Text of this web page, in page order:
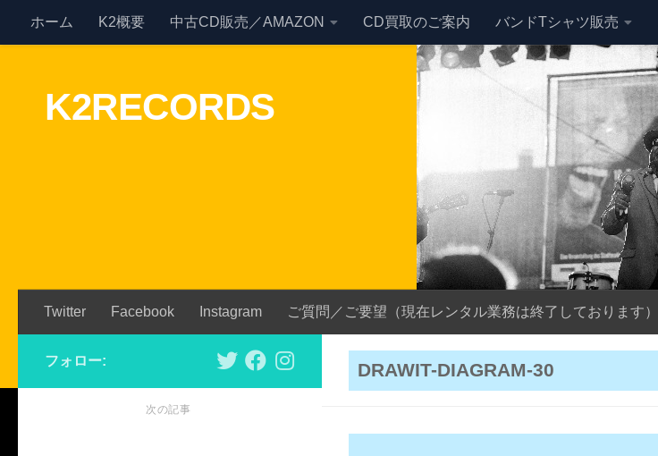
Skip to content
ホーム K2概要 中古CD販売／AMAZON CD買取のご案内 バンドTシャツ販売
K2RECORDS
Twitter Facebook Instagram ご質問／ご要望（現在レンタル業務は終了しております）
DRAWIT-DIAGRAM-30
フォロー:
次の記事